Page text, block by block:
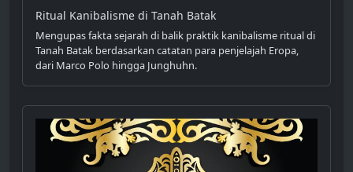
Ritual Kanibalisme di Tanah Batak
Mengupas fakta sejarah di balik praktik kanibalisme ritual di
Tanah Batak berdasarkan catatan para penjelajah Eropa,
dari Marco Polo hingga Junghuhn.